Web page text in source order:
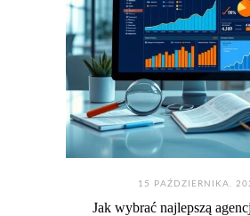
15 PAŹDZIERNIKA.
Jak wybrać najlepszą